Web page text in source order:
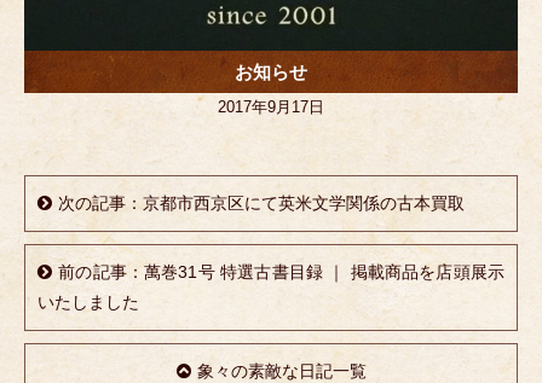
お知らせ
2017年9月17日
次の記事：京都市西京区にて英米文学関係の古本買取
前の記事：萬巻31号 特選古書目録 ｜ 掲載商品を店頭展示
いたしました
象々の素敵な日記一覧